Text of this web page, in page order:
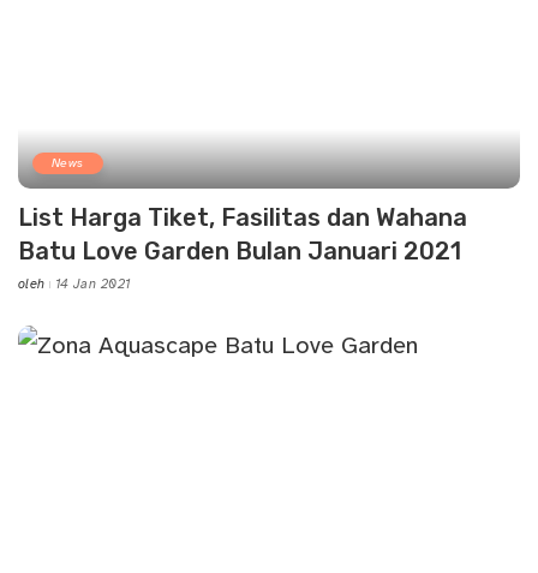
News
List Harga Tiket, Fasilitas dan Wahana
Batu Love Garden Bulan Januari 2021
Posted
oleh 14 Jan 2021